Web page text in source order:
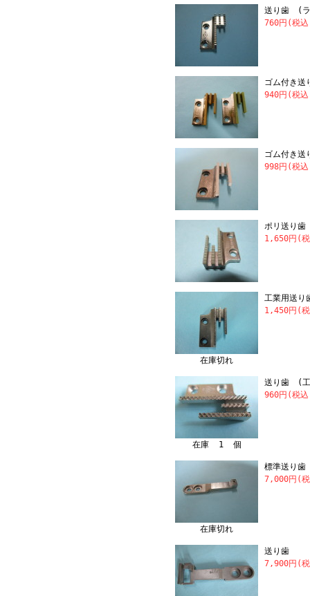
送り歯 (
760円(税
ゴム付き
940円(税
ゴム付き
998円(税
ポリ送り
1,650円(
在庫切れ
工業用送
1,450円(
在庫 1 個
送り歯 (
960円(税
在庫切れ
標準送り
7,000円(
送り歯 「
7,900円(